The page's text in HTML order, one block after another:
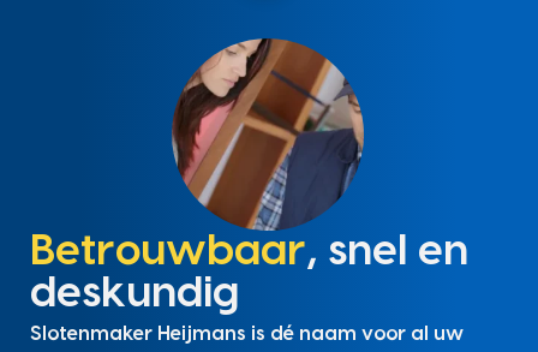
Betrouwbaar, snel en
deskundig
Slotenmaker Heijmans is dé naam voor al uw